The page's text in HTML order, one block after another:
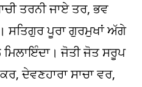
ਤਰਨੀ ਜਾਏ ਤਰ, ਭਵ
ਸਤਿਗੁਰ ਪੂਰਾ ਗੁਰਮੁਖਾਂ ਅੱਗੇ
ਜੋਤੀ ਜੋਤ ਸਰੂਪ
ਦੇਵਣਹਾਰਾ ਸਾਚਾ ਵਰ,